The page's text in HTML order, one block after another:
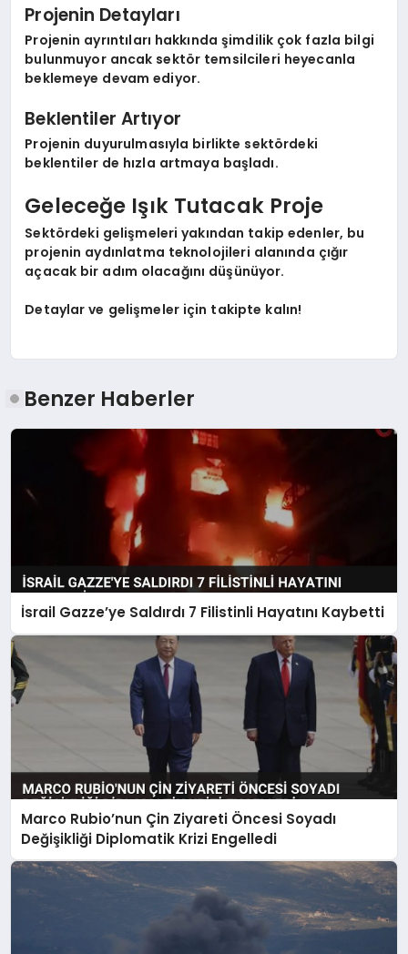
Projenin Detayları
Projenin ayrıntıları hakkında şimdilik çok fazla bilgi
bulunmuyor ancak sektör temsilcileri heyecanla
beklemeye devam ediyor.
Beklentiler Artıyor
Projenin duyurulmasıyla birlikte sektördeki
beklentiler de hızla artmaya başladı.
Geleceğe Işık Tutacak Proje
Sektördeki gelişmeleri yakından takip edenler, bu
projenin aydınlatma teknolojileri alanında çığır
açacak bir adım olacağını düşünüyor.
Detaylar ve gelişmeler için takipte kalın!
Benzer Haberler
İsrail Gazze’ye Saldırdı 7 Filistinli Hayatını Kaybetti
Marco Rubio’nun Çin Ziyareti Öncesi Soyadı
Değişikliği Diplomatik Krizi Engelledi